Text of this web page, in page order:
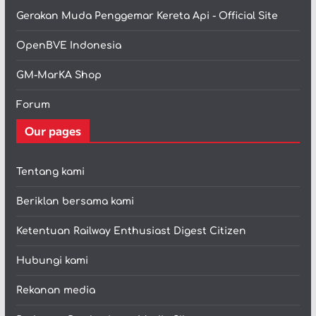
Gerakan Muda Penggemar Kereta Api - Official Site
OpenBVE Indonesia
GM-MarKA Shop
Forum
Our pages
Tentang kami
Beriklan bersama kami
Ketentuan Railway Enthusiast Digest Citizen
Hubungi kami
Rekanan media